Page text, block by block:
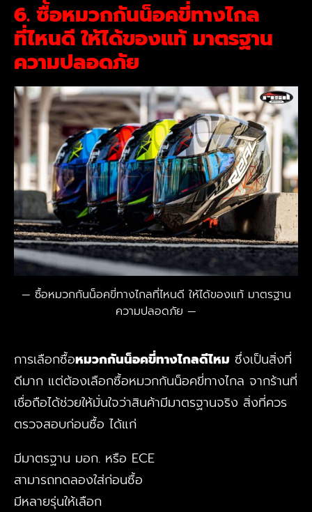
6. ซื้อหมวกกันน็อคขี่ทางไกล
ที่ไหนดี ให้ได้ของแท้ มาตรฐาน
ความปลอดภัย
ซื้อหมวกกันน็อคขี่ทางไกลที่ไหนดี ให้ได้ของแท้ มาตรฐาน
ความปลอดภัย
การเลือกซื้อหมวกกันน็อคขี่ทางไกลดีไหม ซึ่งเป็นสิ่งที่
ดีมาก แต่ต้องเลือกซื้อหมวกกันน็อคขี่ทางไกล จากร้านที่
เชื่อถือได้ช่วยให้มั่นใจว่าสินค้ามีมาตรฐานจริง สิ่งที่ควร
ตรวจสอบก่อนซื้อ ได้แก่
มีมาตรฐาน มอก. หรือ ECE
สามารถทดลองใส่ก่อนซื้อ
มีหลายรุ่นให้เลือก